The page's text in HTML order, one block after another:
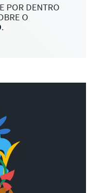
POR DENTRO
O
.